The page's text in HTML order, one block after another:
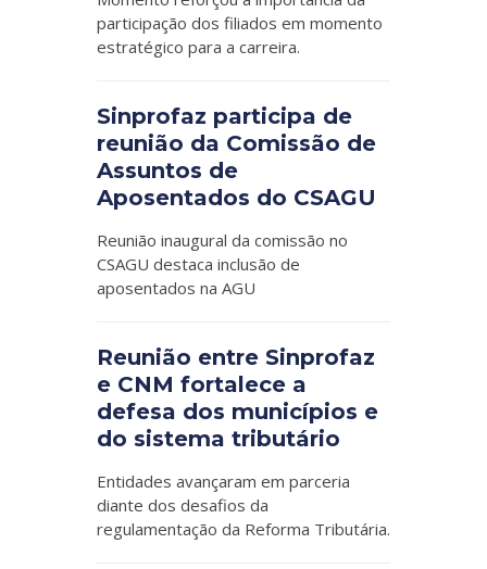
participação dos filiados em momento
estratégico para a carreira.
Sinprofaz participa de
reunião da Comissão de
Assuntos de
Aposentados do CSAGU
Reunião inaugural da comissão no
CSAGU destaca inclusão de
aposentados na AGU
Reunião entre Sinprofaz
e CNM fortalece a
defesa dos municípios e
do sistema tributário
Entidades avançaram em parceria
diante dos desafios da
regulamentação da Reforma Tributária.